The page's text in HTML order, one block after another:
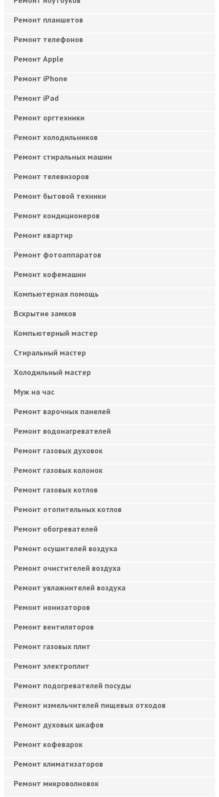
Ремонт планшетов
Ремонт телефонов
Ремонт Apple
Ремонт iPhone
Ремонт iPad
Ремонт оргтехники
Ремонт холодильников
Ремонт стиральных машин
Ремонт телевизоров
Ремонт бытовой техники
Ремонт кондиционеров
Ремонт квартир
Ремонт фотоаппаратов
Ремонт кофемашин
Компьютерная помощь
Вскрытие замков
Компьютерный мастер
Cтиральный мастер
Холодильный мастер
Муж на час
Ремонт варочных панелей
Ремонт водонагревателей
Ремонт газовых духовок
Ремонт газовых колонок
Ремонт газовых котлов
Ремонт отопительных котлов
Ремонт обогревателей
Ремонт осушителей воздуха
Ремонт очистителей воздуха
Ремонт увлажнителей воздуха
Ремонт ионизаторов
Ремонт вентиляторов
Ремонт газовых плит
Ремонт электроплит
Ремонт подогревателей посуды
Ремонт измельчителей пищевых отходов
Ремонт духовых шкафов
Ремонт кофеварок
Ремонт климатизаторов
Ремонт микроволновок